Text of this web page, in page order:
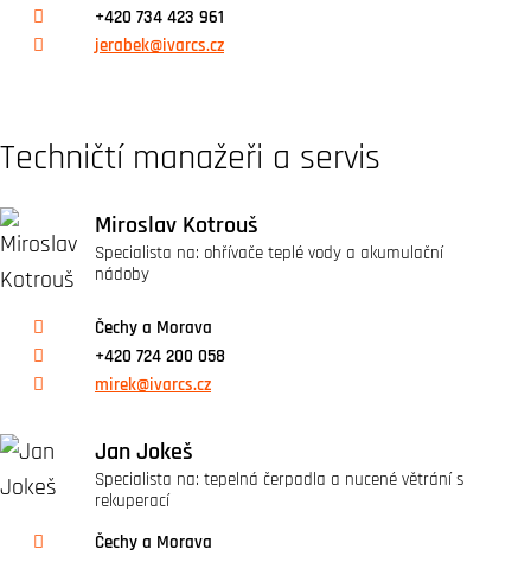
+420 734 423 961
jerabek@ivarcs.cz
Techničtí manažeři a servis
Miroslav Kotrouš
Specialista na: ohřívače teplé vody a akumulační
nádoby
Čechy a Morava
+420 724 200 058
mirek@ivarcs.cz
Jan Jokeš
Specialista na: tepelná čerpadla a nucené větrání s
rekuperací
Čechy a Morava